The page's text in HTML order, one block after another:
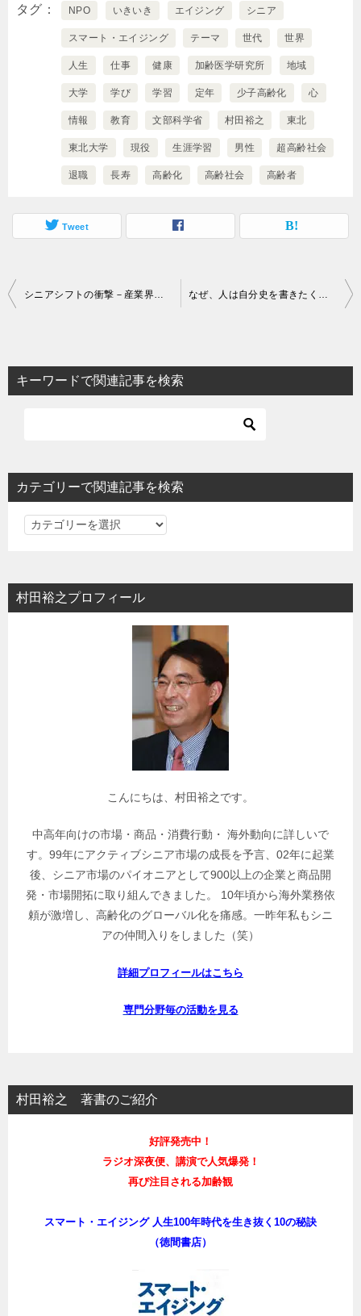
タグ NPO いきいき エイジング シニア
スマート・エイジング テーマ 世代 世界
人生 仕事 健康 加齢医学研究所 地域
大学 学び 学習 定年 少子高齢化 心
情報 教育 文部科学省 村田裕之 東北
東北大学 現役 生涯学習 男性 超高齢社会
退職 長寿 高齢化 高齢社会 高齢者
Tweet
投
ビ
ゲ
ョ
ン
キーワードで関連記事を検索
カテゴリーで関連記事を検索
カ
リ
ー
村田裕之プロフィール
こんにちは、村田裕之です。
中高年向けの市場・商品・消費行動・ 海外動向に詳しいで
す。99年にアクティブシニア市場の成長を予言、02年に起業
後、シニア市場のパイオニアとして900以上の企業と商品開
発・市場開拓に取り組んできました。 10年頃から海外業務依
頼が激増し、高齢化のグローバル化を痛感。一昨年私もシニ
アの仲間入りをしました（笑）
詳細プロフィールはこちら
専門分野毎の活動を見る
村田裕之 著書のご紹介
好評発売中！
ラジオ深夜便、講演で人気爆発！
再び注目される加齢観
スマート・エイジング 人生100年時代を生き抜く10の秘訣
（徳間書店）